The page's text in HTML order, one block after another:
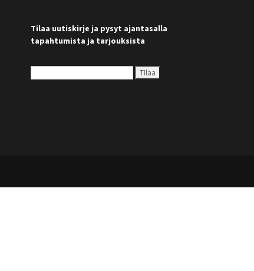
Tilaa uutiskirje ja pysyt ajantasalla
tapahtumista ja tarjouksista